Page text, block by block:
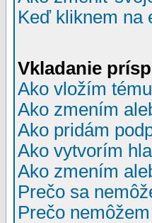
Keď kliknem na
Vkladanie
Ako vložím
Ako zmením
Ako pridám
Ako vytvorím
Ako zmením
Prečo sa
Prečo